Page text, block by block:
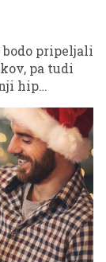
bodo pripeljali
pa tudi
hip
seznam
vsakega